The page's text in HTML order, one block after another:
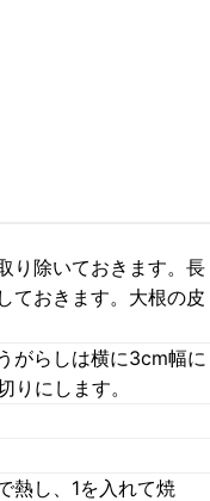
り除いておきます。長
ておきます。大根の皮
がらしは横に3cm幅に
にします。
熱し、1を入れて焼